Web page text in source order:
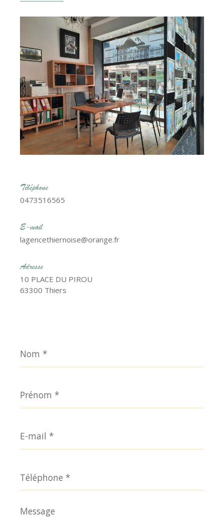
Téléphone
0473516565
E-mail
lagencethiernoise@orange.fr
Adresse
10 PLACE DU PIROU
63300 Thiers
*
*
mail
*
*
Message